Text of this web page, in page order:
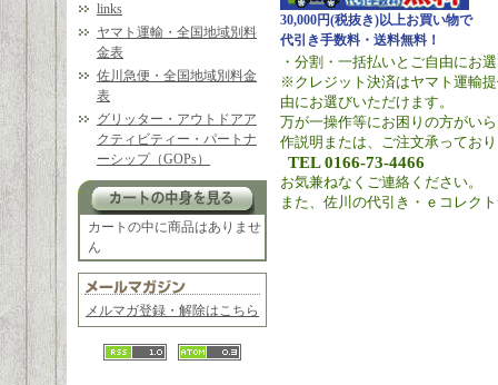
links
ヤマト運輸・全国地域別料
金表
佐川急便・全国地域別料金
表
グリッター・アウトドアア
クティビティー・パートナ
ーシップ（GOPs）
カートの中に商品はありませ
ん
メルマガ登録・解除はこちら
30,000円(税抜き)以上お買い物で
代引き手数料・送料無料！
・分割・一括払いとご自由にお
※クレジット決済はヤマト運輸
由にお選びいただけます。
万が一操作等にお困りの方がい
作説明または、ご注文承ってお
TEL 0166-73-4466
お気兼ねなくご連絡ください。
また、佐川の代引き・ｅコレク